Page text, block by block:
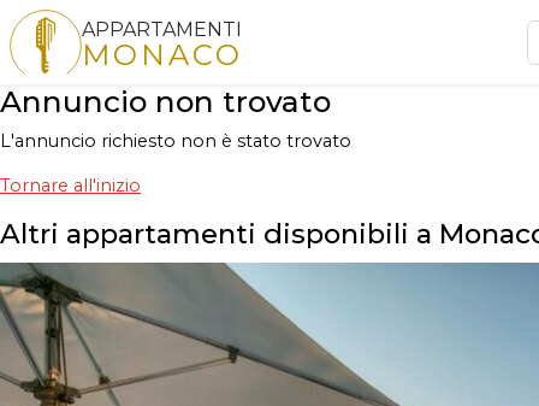
APPARTAMENTI
MONACO
Annuncio non trovato
L'annuncio richiesto non è stato trovato
Tornare all'inizio
Altri appartamenti disponibili a